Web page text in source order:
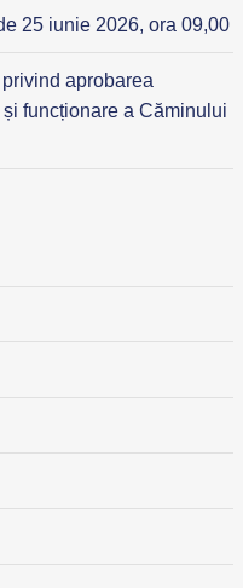
25 iunie 2026, ora 09,00
aprobarea
funcționare a Căminului